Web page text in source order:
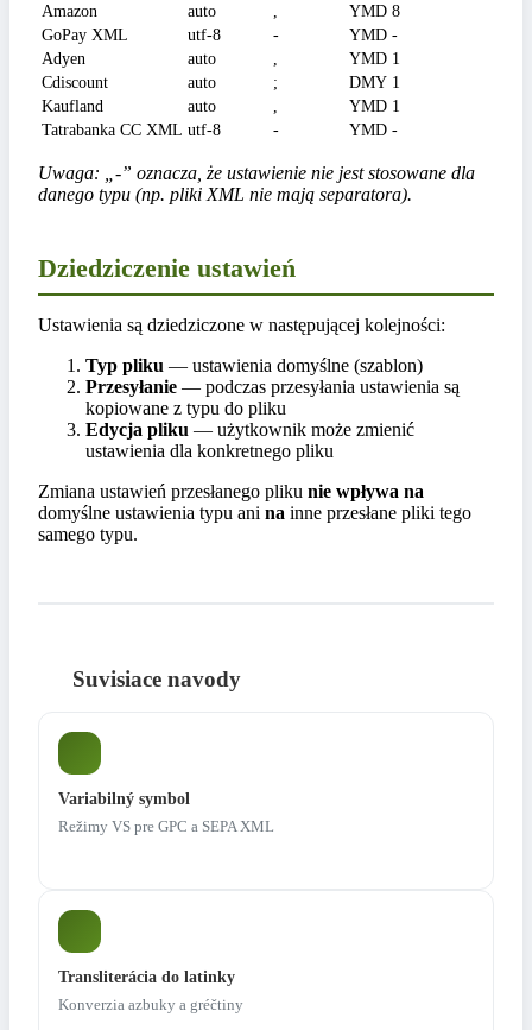
Amazon
auto , YMD 8
GoPay XML
utf-8 - YMD -
Adyen
auto , YMD 1
Cdiscount
auto ; DMY 1
Kaufland
auto , YMD 1
Tatrabanka CC XML utf-8 - YMD -
Uwaga: „-” oznacza, że ustawienie nie jest stosowane dla
danego typu (np. pliki XML nie mają separatora).
Dziedziczenie ustawień
Ustawienia są dziedziczone w następującej kolejności:
Typ pliku — ustawienia domyślne (szablon)
Przesyłanie — podczas przesyłania ustawienia są
kopiowane z typu do pliku
Edycja pliku — użytkownik może zmienić
ustawienia dla konkretnego pliku
Zmiana ustawień przesłanego pliku nie wpływa na
domyślne ustawienia typu ani na inne przesłane pliki tego
samego typu.
Suvisiace navody
Variabilný symbol
Režimy VS pre GPC a SEPA XML
Transliterácia do latinky
Konverzia azbuky a gréčtiny